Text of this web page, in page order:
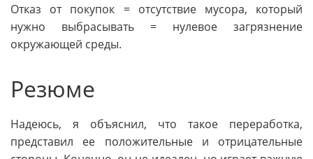
Отказ от покупок = отсутствие мусора, который
нужно выбрасывать = нулевое загрязнение
окружающей среды.
Резюме
Надеюсь, я объяснил, что такое переработка,
представил ее положительные и отрицательные